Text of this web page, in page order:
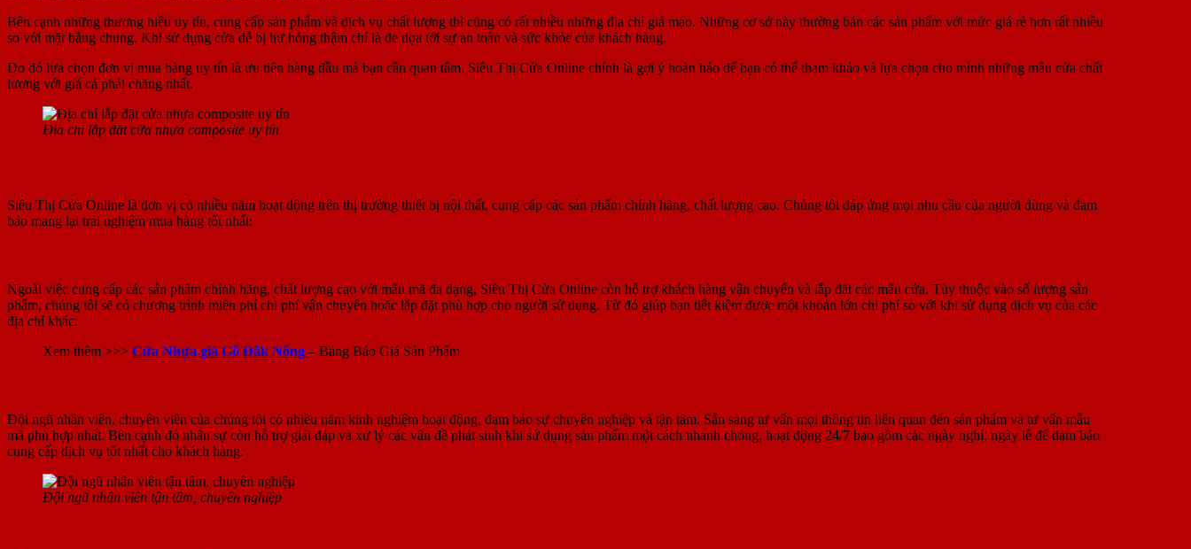
Bên cạnh những thương hiệu uy tín, cung cấp sản phẩm và dịch vụ chất lượng thì cũng có rất nhiều những địa chỉ giả mạo. Những cơ sở này thường bán các sản phẩm với mức giá rẻ hơn rất nhiều
so với mặt bằng chung. Khi sử dụng cửa dễ bị hư hỏng thậm chí là đe dọa tới sự an toàn và sức khỏe của khách hàng.
Do đó lựa chọn đơn vị mua hàng uy tín là ưu tiên hàng đầu mà bạn cần quan tâm. Siêu Thị Cửa Online chính là gợi ý hoàn hảo để bạn có thể tham khảo và lựa chọn cho mình những mẫu cửa chất
lượng với giá cả phải chăng nhất.
Địa chỉ lắp đặt cửa nhựa composite uy tín
Siêu Thị Cửa Online là đơn vị có nhiều năm hoạt động trên thị trường thiết bị nội thất, cung cấp các sản phẩm chính hãng, chất lượng cao. Chúng tôi đáp ứng mọi nhu cầu của người dùng và đảm
bảo mang lại trải nghiệm mua hàng tốt nhất:
Ngoài việc cung cấp các sản phẩm chính hãng, chất lượng cao với mẫu mã đa dạng, Siêu Thị Cửa Online còn hỗ trợ khách hàng vận chuyển và lắp đặt các mẫu cửa. Tùy thuộc vào số lượng sản
phẩm, chúng tôi sẽ có chương trình miễn phí chi phí vận chuyển hoặc lắp đặt phù hợp cho người sử dụng. Từ đó giúp bạn tiết kiệm được một khoản lớn chi phí so với khi sử dụng dịch vụ của các
địa chỉ khác.
Xem thêm >>> Cửa Nhựa giả Gỗ Đắk Nông – Bảng Báo Giá Sản Phẩm
Đội ngũ nhân viên, chuyên viên của chúng tôi có nhiều năm kinh nghiệm hoạt động, đảm bảo sự chuyên nghiệp và tận tâm. Sẵn sàng tư vấn mọi thông tin liên quan đến sản phẩm và tư vấn mẫu
mã phù hợp nhất. Bên cạnh đó nhân sự còn hỗ trợ giải đáp và xử lý các vấn đề phát sinh khi sử dụng sản phẩm một cách nhanh chóng, hoạt động 24/7 bao gồm các ngày nghỉ, ngày lễ để đảm bảo
cung cấp dịch vụ tốt nhất cho khách hàng.
Đội ngũ nhân viên tận tâm, chuyên nghiệp